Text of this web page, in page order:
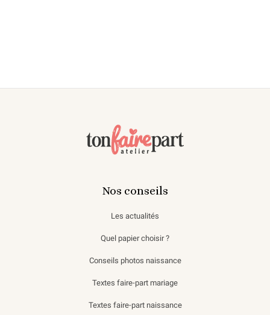
Nos conseils
Les actualités
Quel papier choisir ?
Conseils photos naissance
Textes faire-part mariage
Textes faire-part naissance